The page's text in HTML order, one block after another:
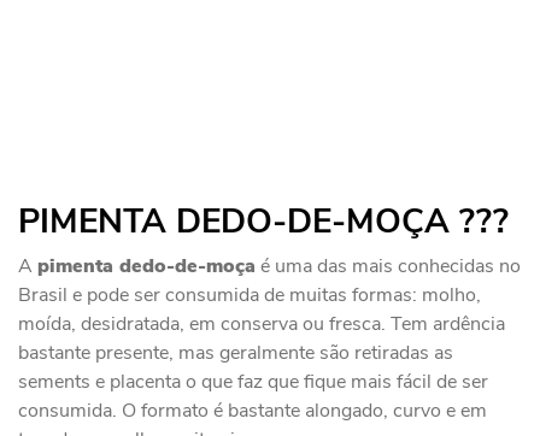
PIMENTA DEDO-DE-MOÇA ?️?️?️
A pimenta dedo-de-moça é uma das mais conhecidas no
Brasil e pode ser consumida de muitas formas: molho,
moída, desidratada, em conserva ou fresca. Tem ardência
bastante presente, mas geralmente são retiradas as
sements e placenta o que faz que fique mais fácil de ser
consumida. O formato é bastante alongado, curvo e em